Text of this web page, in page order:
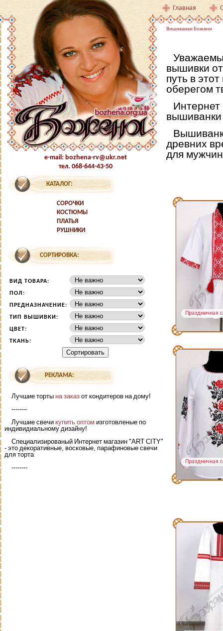
e-mail: bozhena-rv@ukr.net
тел. 068-644-43-50
КАТАЛОГ:
СОРОЧКИ
КОСТЮМЫ
ПЛАТЬЯ
РУШНИКИ
СОРТИРОВКА:
ВИД ТОВАРА:
ПОЛ:
ПРЕДНАЗНАЧЕНИЕ:
ТИП ВЫШИВКИ:
ЦВЕТ:
ТКАНЬ:
РЕКЛАМА:
Лучшие торты на заказ от кондитеров на дому!
--------
Лучшие свечи купить оптом изготовленые по
индивидиальному дизайну!
Специализированый Интернет магазин "ART CITY"
- это декоративные, восковые, парафиновые свечи
для торта
--------
Вишиванки Божени
вышивки
путь в
оберегом
древних
для
Праздничная
Праздничная
Главная